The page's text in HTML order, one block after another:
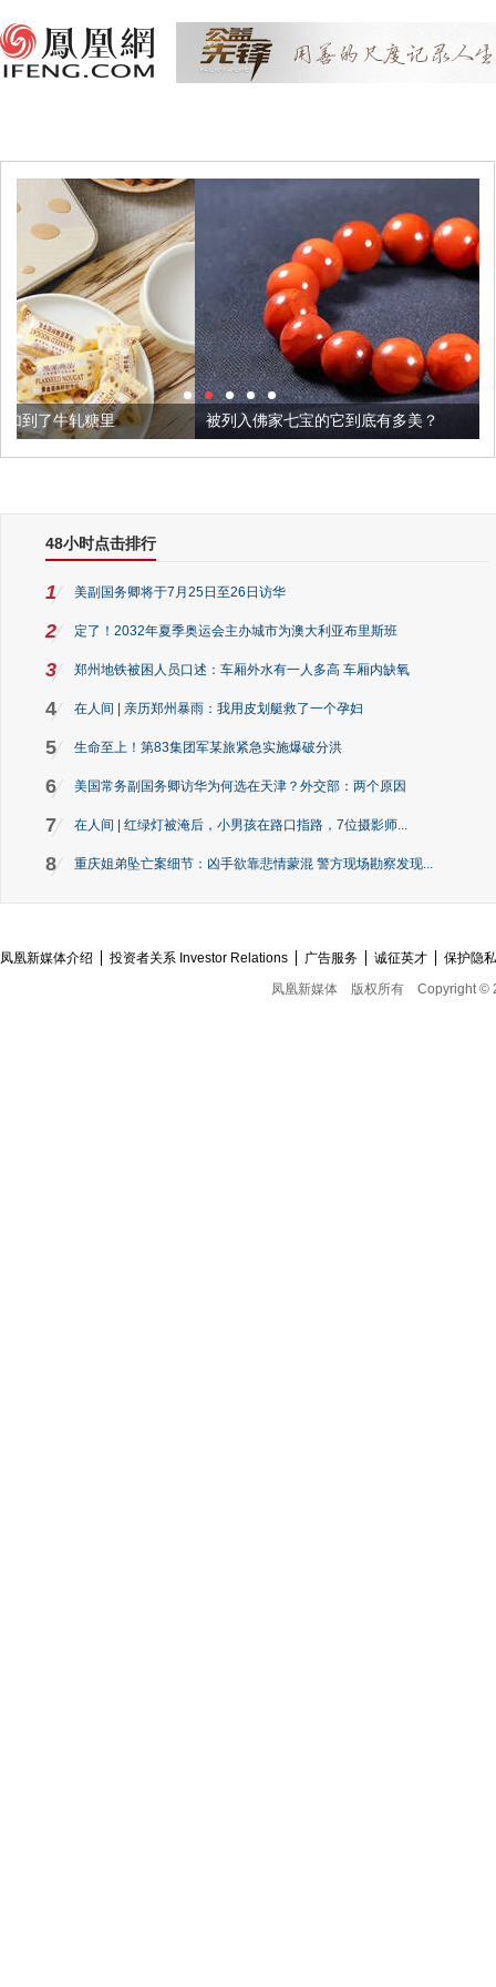
被列入佛家七宝的它到底有多美？
48小时点击排行
1 美副国务卿将于7月25日至26日访华
2 定了！2032年夏季奥运会主办城市为澳大利亚布里斯班
3 郑州地铁被困人员口述：车厢外水有一人多高 车厢内缺氧
4 在人间 | 亲历郑州暴雨：我用皮划艇救了一个孕妇
5 生命至上！第83集团军某旅紧急实施爆破分洪
6 美国常务副国务卿访华为何选在天津？外交部：两个原因
7 在人间 | 红绿灯被淹后，小男孩在路口指路，7位摄影师...
8 重庆姐弟坠亡案细节：凶手欲靠悲情蒙混 警方现场勘察发现...
凤凰新媒体介绍 投资者关系 Investor Relations 广告服务 诚征英才
保护隐
凤凰新媒体
版权所有 Copyright ©